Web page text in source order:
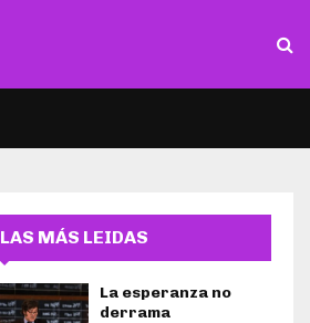
LAS MÁS LEIDAS
La esperanza no
derrama